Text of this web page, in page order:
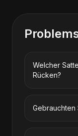
Welcher
Rücken?
Gebrauchten